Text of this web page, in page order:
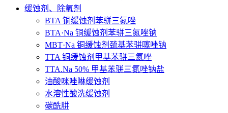
缓蚀剂、除氧剂
BTA 铜缓蚀剂苯骈三氮唑
BTA·Na 铜缓蚀剂苯骈三氮唑钠
MBT·Na 铜缓蚀剂巯基苯骈噻唑钠
TTA 铜缓蚀剂甲基苯骈三氮唑
TTA.Na 50% 甲基苯骈三氮唑钠盐
油酸咪唑啉缓蚀剂
水溶性酸洗缓蚀剂
碳酰肼